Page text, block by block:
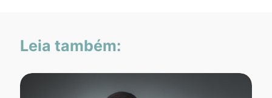
Leia também: